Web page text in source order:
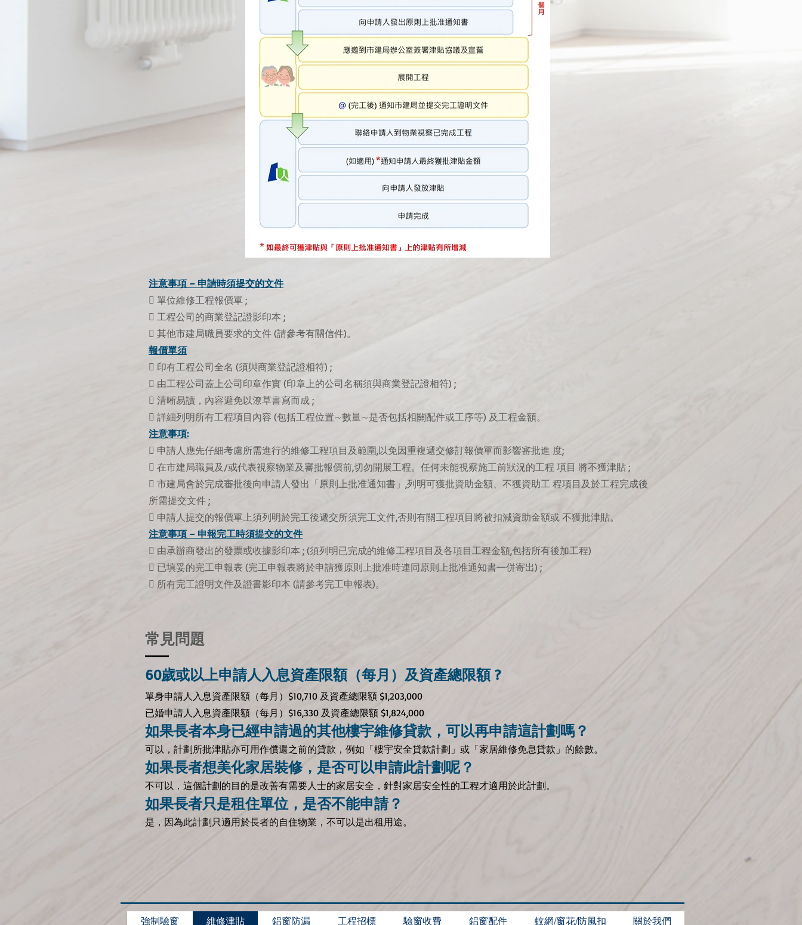
注意事項 – 申請時須提交的文件
 單位維修工程報價單 ;
 工程公司的商業登記證影印本 ;
 其他市建局職員要求的文件 (請參考有關信件)。
報價單須
 印有工程公司全名 (須與商業登記證相符) ;
 由工程公司蓋上公司印章作實 (印章上的公司名稱須與商業登記證相符) ;
 清晰易讀，內容避免以潦草書寫而成 ;
 詳細列明所有工程項目內容 (包括工程位置∼數量∼是否包括相關配件或工序等) 及工程金額。
注意事項:
 申請人應先仔細考慮所需進行的維修工程項目及範圍,以免因重複遞交修訂報價單而影響審批進 度;
 在市建局職員及/或代表視察物業及審批報價前,切勿開展工程。任何未能視察施工前狀況的工程 項目 將不獲津貼 ;
 市建局會於完成審批後向申請人發出「原則上批准通知書」,列明可獲批資助金額、不獲資助工 程項目及於工程完成後
所需提交文件 ;
 申請人提交的報價單上須列明於完工後遞交所須完工文件,否則有關工程項目將被扣減資助金額或 不獲批津貼。
注意事項 – 申報完工時須提交的文件
 由承辦商發出的發票或收據影印本 ; (須列明已完成的維修工程項目及各項目工程金額,包括所有後加工程)
 已填妥的完工申報表 (完工申報表將於申請獲原則上批准時連同原則上批准通知書㇐併寄出) ;
 所有完工證明文件及證書影印本 (請參考完工申報表)。
常見問題
60歲或以上申請人入息資產限額（每月）及資產總限額 ?
單身申請人入息資產限額（每月）$10,710 及資產總限額 $1,203,000
已婚申請人入息資產限額（每月）$16,330 及資產總限額 $1,824,000
如果長者本身已經申請過的其他樓宇維修貸款，可以再申請這計劃嗎？
可以，計劃所批津貼亦可用作償還之前的貸款，例如「樓宇安全貸款計劃」或「家居維修免息貸款」的餘數。
如果長者想美化家居裝修，是否可以申請此計劃呢？
不可以，這個計劃的目的是改善有需要人士的家居安全，針對家居安全性的工程才適用於此計劃。
如果長者只是租住單位，是否不能申請？
是，因為此計劃只適用於長者的自住物業，不可以是出租用途。
強制驗窗 維修津貼 鋁窗防漏 工程招標 驗窗收費 鋁窗配件 蚊網/窗花/防風扣 關於我們